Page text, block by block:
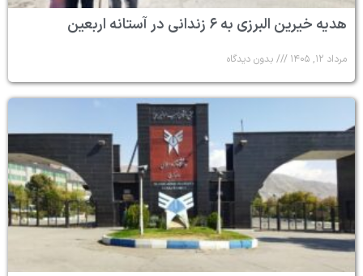
هدیه خیرین البرزی به ۶ زندانی در آستانه اربعین
مرداد ۱۲, ۱۴۰۵ بدون دیدگاه